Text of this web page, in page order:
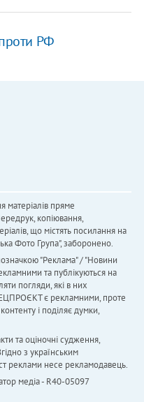
РФ
матеріалів пряме
копіювання,
що містять посилання на
Фото Група", заборонено.
"Реклама" / "Новини
та публікуються на
погляди, які в них
є рекламними, проте
і поділяє думки,
та оціночні судження,
з українським
реклами несе рекламодавець.
медіа - R40-05097